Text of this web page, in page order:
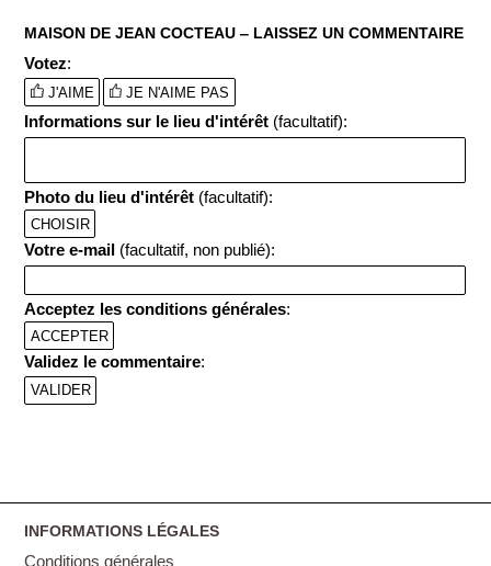
MAISON DE JEAN COCTEAU ‒ LAISSEZ UN COMMENTAIRE
Votez:
J'AIME JE N'AIME PAS
Informations sur le lieu d'intérêt (facultatif):
Photo du lieu d'intérêt (facultatif):
CHOISIR
Votre e-mail (facultatif, non publié):
Acceptez les conditions générales:
ACCEPTER
Validez le commentaire:
INFORMATIONS LÉGALES
Conditions générales